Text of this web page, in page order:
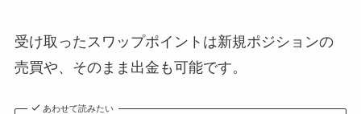
受け取ったスワップポイントは新規ポジションの
売買や、そのまま出金も可能です。
あわせて読みたい